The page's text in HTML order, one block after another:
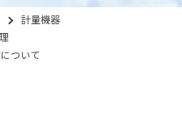
計量機器
ついて